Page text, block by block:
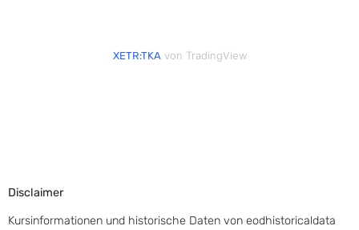
XETR:TKAvon TradingView
Disclaimer
Kursinformationen und historische Daten von eodhistoricaldata